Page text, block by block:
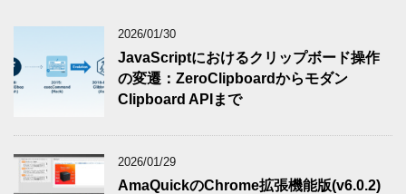
2026/01/30
JavaScriptにおけるクリップボード操作
の変遷：ZeroClipboardからモダン
Clipboard APIまで
2026/01/29
AmaQuickのChrome拡張機能版(v6.0.2)